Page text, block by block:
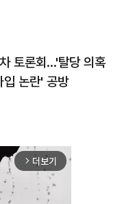
토론회…'탈당 의혹
입 논란' 공방
arrow_forward_ios 더보기